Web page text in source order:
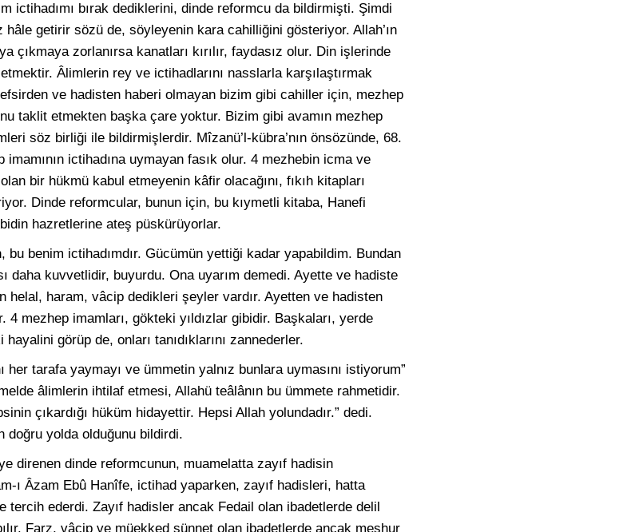
ictihadımı bırak dediklerini, dinde reformcu da bildirmişti. Şimdi
getirir sözü de, söyleyenin kara cahilliğini gösteriyor. Allah’ın
çıkmaya zorlanırsa kanatları kırılır, faydasız olur. Din işlerinde
Âlimlerin rey ve ictihadlarını nasslarla karşılaştırmak
ve hadisten haberi olmayan bizim gibi cahiller için, mezhep
taklit etmekten başka çare yoktur. Bizim gibi avamın mezhep
söz birliği ile bildirmişlerdir. Mîzanü’l-kübra’nın önsözünde, 68.
ictihadına uymayan fasık olur. 4 mezhebin icma ve
bir hükmü kabul etmeyenin kâfir olacağını, fıkıh kitapları
Dinde reformcular, bunun için, bu kıymetli kitaba, Hanefi
hazretlerine ateş püskürüyorlar.
benim ictihadımdır. Gücümün yettiği kadar yapabildim. Bundan
daha kuvvetlidir, buyurdu. Ona uyarım demedi. Ayette ve hadiste
helal, haram, vâcip dedikleri şeyler vardır. Ayetten ve hadisten
mezhep imamları, gökteki yıldızlar gibidir. Başkaları, yerde
görüp de, onları tanıdıklarını zannederler.
her tarafa yaymayı ve ümmetin yalnız bunlara uymasını istiyorum”
âlimlerin ihtilaf etmesi, Allahü teâlânın bu ümmete rahmetidir.
çıkardığı hüküm hidayettir. Hepsi Allah yolundadır.” dedi.
doğru yolda olduğunu bildirdi.
direnen dinde reformcunun, muamelatta zayıf hadisin
ı Âzam Ebû Hanîfe, ictihad yaparken, zayıf hadisleri, hatta
tercih ederdi. Zayıf hadisler ancak Fedail olan ibadetlerde delil
Farz, vâcip ve müekked sünnet olan ibadetlerde ancak meşhur